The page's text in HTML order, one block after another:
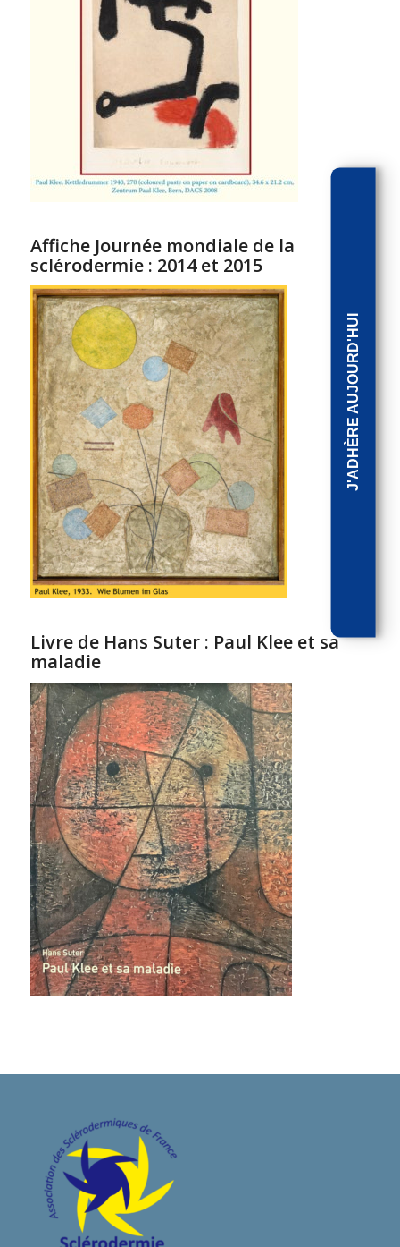
Affiche Journée mondiale de la
sclérodermie : 2014 et 2015
Livre de Hans Suter : Paul Klee et sa
maladie
J'ADHÈRE AUJOURD'HUI